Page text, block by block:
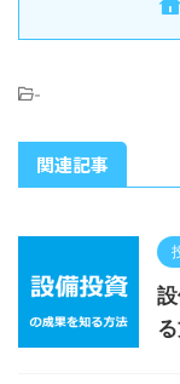
-
関連記事